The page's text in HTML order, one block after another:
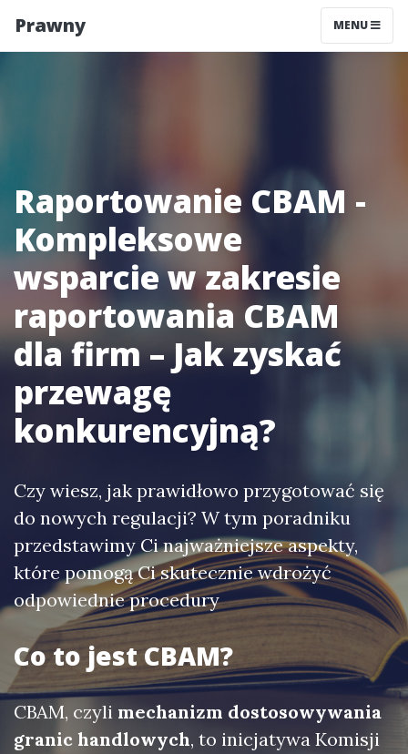
Prawny MENU
Raportowanie CBAM -
Kompleksowe
wsparcie w zakresie
raportowania CBAM
dla firm – Jak zyskać
przewagę
konkurencyjną?
Czy wiesz, jak prawidłowo przygotować się
do nowych regulacji? W tym poradniku
przedstawimy Ci najważniejsze aspekty,
które pomogą Ci skutecznie wdrożyć
odpowiednie procedury
Co to jest CBAM?
CBAM, czyli mechanizm dostosowywania
granic handlowych, to inicjatywa Komisji